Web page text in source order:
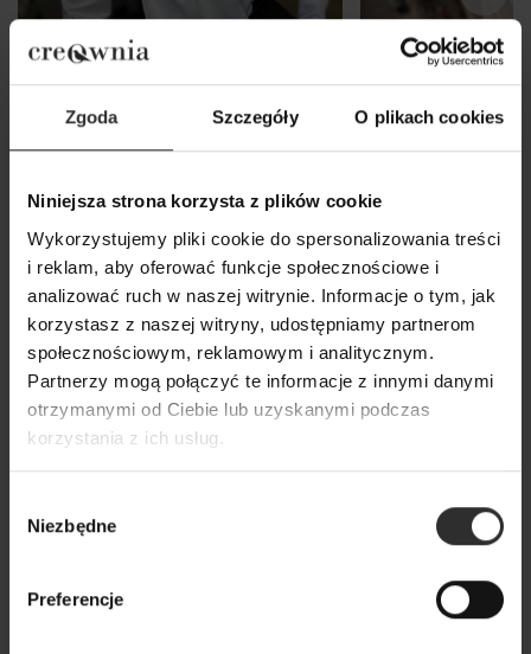
Zgoda Szczegóły O plikach cookies
Niniejsza strona korzysta z plików cookie
Wykorzystujemy pliki cookie do spersonalizowania treści
i reklam, aby oferować funkcje społecznościowe i
analizować ruch w naszej witrynie. Informacje o tym, jak
korzystasz z naszej witryny, udostępniamy partnerom
społecznościowym, reklamowym i analitycznym.
Partnerzy mogą połączyć te informacje z innymi danymi
otrzymanymi od Ciebie lub uzyskanymi podczas
korzystania z ich usług.
zgody
Niezbędne
Preferencje
Biała Bawełniana Koszula
wiązaniem Babette White
339,00 zł
Bawełniana
ozdobnym
White&Flowers
279,00 zł
Popularne produkty
Wybrane dla Ciebie z sercem i charakterem
Wszystkie produkty